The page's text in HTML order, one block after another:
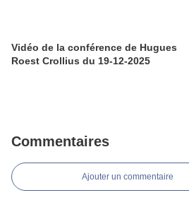
Vidéo de la conférence de Hugues
Roest Crollius du 19-12-2025
Commentaires
Ajouter un commentaire